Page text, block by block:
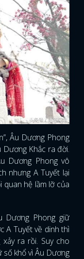
Âu Dương Phong
Dương Khắc ra đời.
Dương Phong vô
nhưng A Tuyết lại
quan hệ lầm lỡ của
Dương Phong giữ
A Tuyết về dinh thì
ra rồi. Suy cho
số khổ vì Âu Dương